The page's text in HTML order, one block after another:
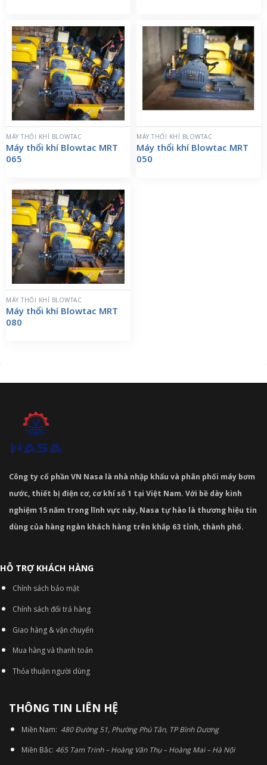
MÁY THỔI KHÍ BLOWTAC
Máy thổi khí Blowtac MRT
065
MÁY THỔI KHÍ BLOWTAC
Máy thổi khí Blowtac MRT
050
MÁY THỔI KHÍ BLOWTAC
Máy thổi khí Blowtac MRT
080
Công ty cổ phần VN Nasa là nhà nhập khẩu và phân phối máy bơm
nước, thiết bị điện cơ, cơ khí số 1 tại Việt Nam. Với bề dày kinh
nghiệm 15 năm trong lĩnh vực này, Nasa tự hào là thương hiệu tin
dùng của hàng ngàn khách hàng trên khắp 63 tỉnh, thành phố.
HỖ TRỢ KHÁCH HÀNG
Chính sách bảo mật
Chính sách đổi trả hàng
Giao hàng & vận chuyển
Mua hàng và thanh toán
Thỏa thuận người dùng
THÔNG TIN LIÊN HỆ
Miền Nam: 480 Đường 51, Phường Phú Tân, TP Bình Dương
Miền Bắc: 465 Tam Trinh – Hoàng Văn Thụ – Hoàng Mai – Hà Nội